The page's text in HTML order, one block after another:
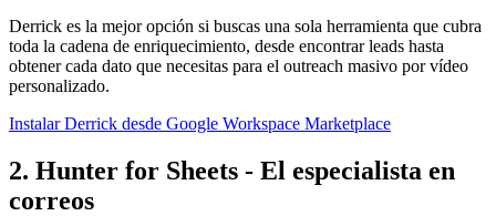
Derrick es la mejor opción si buscas una sola herramienta que cubra
toda la cadena de enriquecimiento, desde encontrar leads hasta
obtener cada dato que necesitas para el outreach masivo por vídeo
personalizado.
Instalar Derrick desde Google Workspace Marketplace
2. Hunter for Sheets - El especialista en
correos